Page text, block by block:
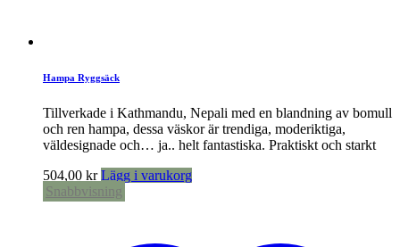
Hampa Ryggsäck
Tillverkade i Kathmandu, Nepali med en blandning av bomull
och ren hampa, dessa väskor är trendiga, moderiktiga,
väldesignade och… ja.. helt fantastiska. Praktiskt och starkt
504,00 kr Lägg i varukorg
Snabbvisning